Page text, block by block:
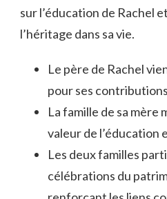
sur l’éducation de Rachel
l’héritage dans sa vie.
Le père de Rachel
pour ses
La famille de sa mère
valeur de l’éducation
Les deux familles
célébrations du